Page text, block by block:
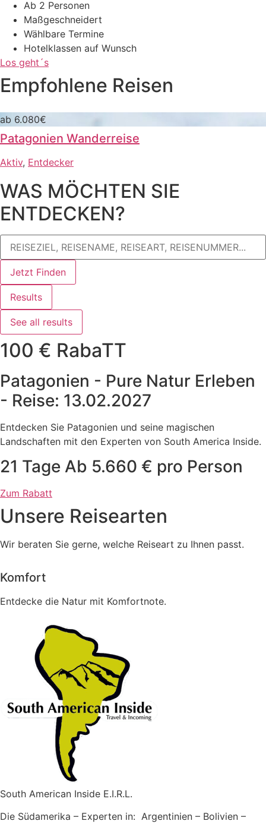
Ab 2 Personen
Maßgeschneidert
Wählbare Termine
Hotelklassen auf Wunsch
Los geht´s
Empfohlene Reisen
ab 6.080€
Patagonien Wanderreise
Aktiv, Entdecker
WAS MÖCHTEN SIE
ENTDECKEN?
Jetzt Finden
Results
See all results
100 € RabaTT
Patagonien - Pure Natur Erleben
- Reise: 13.02.2027
Entdecken Sie Patagonien und seine magischen
Landschaften mit den Experten von South America Inside.
21 Tage Ab 5.660 € pro Person
Zum Rabatt
Unsere Reisearten
Wir beraten Sie gerne, welche Reiseart zu Ihnen passt.
Komfort
Entdecke die Natur mit Komfortnote.
South American Inside E.I.R.L.
Die Südamerika – Experten in: Argentinien – Bolivien –